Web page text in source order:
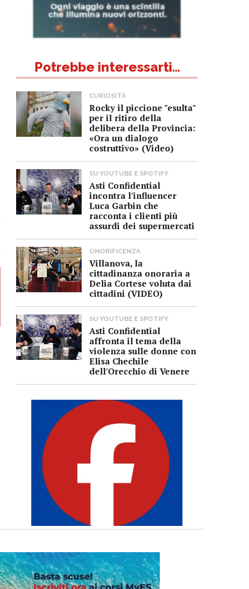
Potrebbe interessarti...
CURIOSITÀ
Rocky il piccione "esulta"
per il ritiro della
delibera della Provincia:
«Ora un dialogo
costruttivo» (Video)
SU YOUTUBE E SPOTIFY
Asti Confidential
incontra l'influencer
Luca Garbin che
racconta i clienti più
assurdi dei supermercati
ONORIFICENZA
Villanova, la
cittadinanza onoraria a
Delia Cortese voluta dai
cittadini (VIDEO)
SU YOUTUBE E SPOTIFY
Asti Confidential
affronta il tema della
violenza sulle donne con
Elisa Chechile
dell'Orecchio di Venere